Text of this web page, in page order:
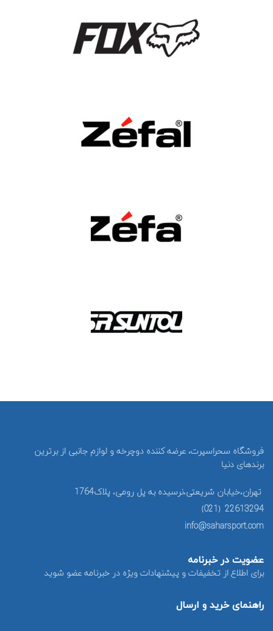
فروشگاه سحراسپرت، عرضه کننده دوچرخه و لوازم جانبی از برترین
برندهای دنیا
تهران،خیابان شریعتی،نرسیده به پل رومی، پلاک1764
22613294 (021)
info@saharsport.com
عضویت در خبرنامه
برای اطلاع از تخفیفات و پیشنهادات ویژه در خبرنامه عضو شوید
راهنمای خرید و ارسال